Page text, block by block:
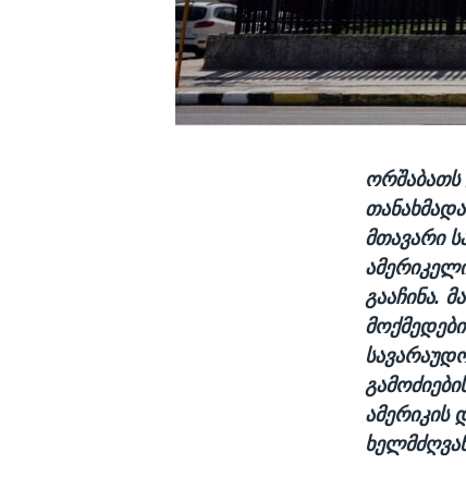
ორშაბათს
მთავარი
გააჩინა.
ამერიკის